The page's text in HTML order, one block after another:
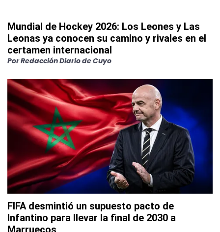
Mundial de Hockey 2026: Los Leones y Las
Leonas ya conocen su camino y rivales en el
certamen internacional
PorRedacción Diario de Cuyo
FIFA desmintió un supuesto pacto de
Infantino para llevar la final de 2030 a
Marruecos